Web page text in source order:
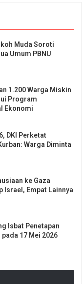
Muda Soroti
Umum PBNU
1.200 Warga Miskin
Program
Ekonomi
DKI Perketat
Warga Diminta
ke Gaza
Israel, Empat Lainnya
Isbat Penetapan
17 Mei 2026